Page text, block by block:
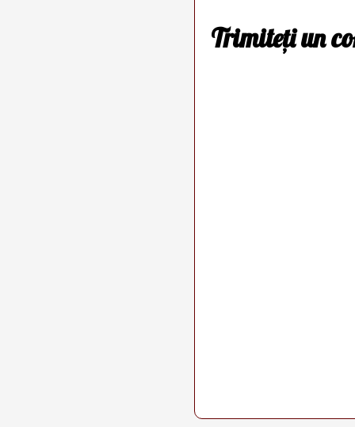
Trimiteți un